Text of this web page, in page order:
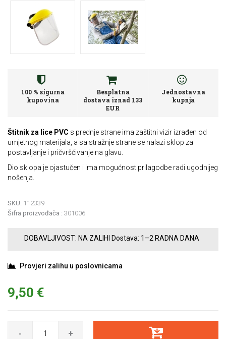
100 % sigurna
kupovina
Besplatna
dostava iznad 133
EUR
Jednostavna
kupnja
Štitnik za lice PVC s prednje strane ima zaštitni vizir izrađen od
umjetnog materijala, a sa stražnje strane se nalazi sklop za
postavljanje i pričvršćivanje na glavu.
Dio sklopa je ojastučen i ima mogućnost prilagodbe radi ugodnijeg
nošenja.
SKU: 112339
Šifra proizvođača : 301006
DOBAVLJIVOST: NA ZALIHI Dostava: 1–2 RADNA DANA
Provjeri zalihu u poslovnicama
9,50 €
- +